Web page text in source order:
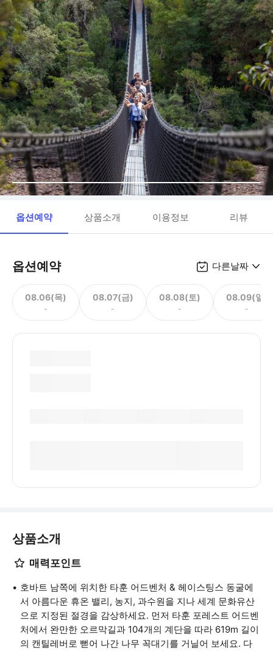
옵션예약 상품소개 이용정보 리뷰
옵션예약 다른날짜
08.06(목)
-
08.07(금)
-
08.08(토)
-
08.09(일)
-
상품소개
매력포인트
호바트 남쪽에 위치한 타훈 어드벤처 & 헤이스팅스 동굴에
서 아름다운 휴온 밸리, 농지, 과수원을 지나 세계 문화유산
으로 지정된 절경을 감상하세요. 먼저 타훈 포레스트 어드벤
처에서 완만한 오르막길과 104개의 계단을 따라 619m 길이
의 캔틸레버로 뻗어 나간 나무 꼭대기를 거닐어 보세요. 다